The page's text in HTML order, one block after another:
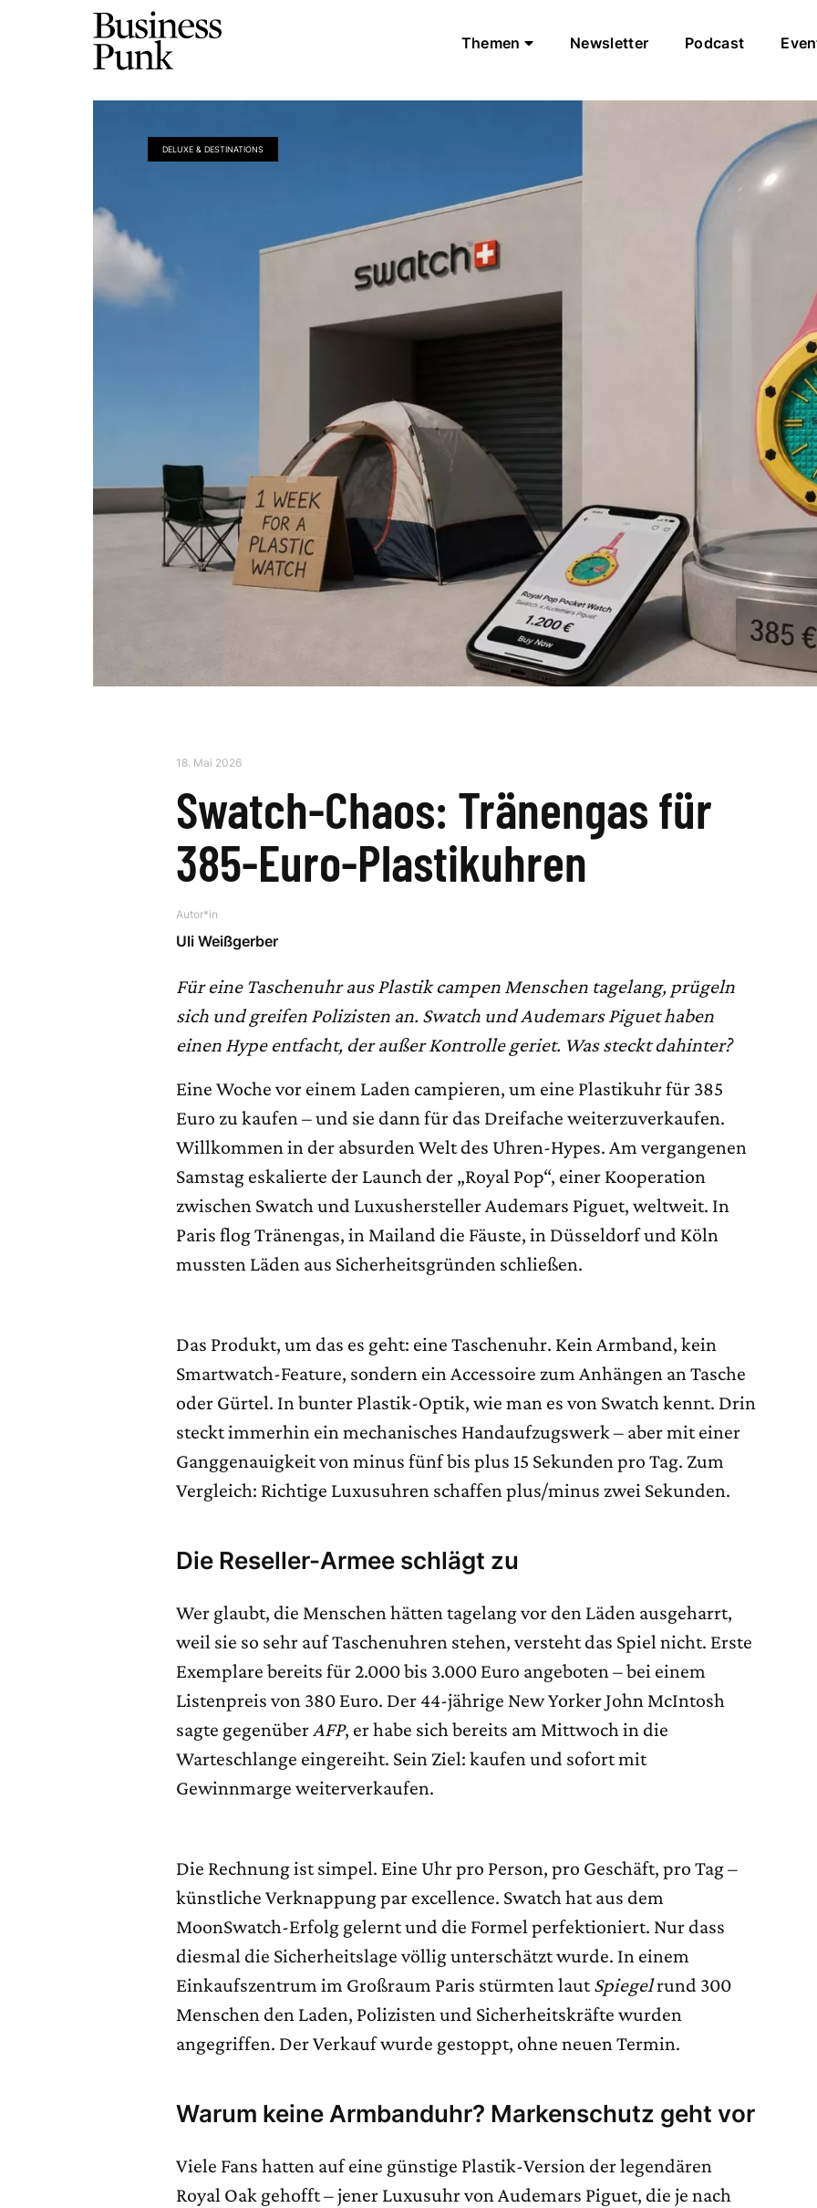
Themen Newsletter Podcast
DELUXE & DESTINATIONS
18. Mai 2026
Swatch-Chaos: Tränengas für
385-Euro-Plastikuhren
Autor*in
Uli Weißgerber
Für eine Taschenuhr aus Plastik campen Menschen tagelang, prügeln
sich und greifen Polizisten an. Swatch und Audemars Piguet haben
einen Hype entfacht, der außer Kontrolle geriet. Was steckt dahinter?
Eine Woche vor einem Laden campieren, um eine Plastikuhr für 385
Euro zu kaufen – und sie dann für das Dreifache weiterzuverkaufen.
Willkommen in der absurden Welt des Uhren-Hypes. Am vergangenen
Samstag eskalierte der Launch der „Royal Pop“, einer Kooperation
zwischen Swatch und Luxushersteller Audemars Piguet, weltweit. In
Paris flog Tränengas, in Mailand die Fäuste, in Düsseldorf und Köln
mussten Läden aus Sicherheitsgründen schließen.
Das Produkt, um das es geht: eine Taschenuhr. Kein Armband, kein
Smartwatch-Feature, sondern ein Accessoire zum Anhängen an Tasche
oder Gürtel. In bunter Plastik-Optik, wie man es von Swatch kennt. Drin
steckt immerhin ein mechanisches Handaufzugswerk – aber mit einer
Ganggenauigkeit von minus fünf bis plus 15 Sekunden pro Tag. Zum
Vergleich: Richtige Luxusuhren schaffen plus/minus zwei Sekunden.
Die Reseller-Armee schlägt zu
Wer glaubt, die Menschen hätten tagelang vor den Läden ausgeharrt,
weil sie so sehr auf Taschenuhren stehen, versteht das Spiel nicht. Erste
Exemplare bereits für 2.000 bis 3.000 Euro angeboten – bei einem
Listenpreis von 380 Euro. Der 44-jährige New Yorker John McIntosh
sagte gegenüber AFP, er habe sich bereits am Mittwoch in die
Warteschlange eingereiht. Sein Ziel: kaufen und sofort mit
Gewinnmarge weiterverkaufen.
Die Rechnung ist simpel. Eine Uhr pro Person, pro Geschäft, pro Tag –
künstliche Verknappung par excellence. Swatch hat aus dem
MoonSwatch-Erfolg gelernt und die Formel perfektioniert. Nur dass
diesmal die Sicherheitslage völlig unterschätzt wurde. In einem
Einkaufszentrum im Großraum Paris stürmten lautSpiegelrund 300
Menschen den Laden, Polizisten und Sicherheitskräfte wurden
angegriffen. Der Verkauf wurde gestoppt, ohne neuen Termin.
Warum keine Armbanduhr? Markenschutz geht vor
Viele Fans hatten auf eine günstige Plastik-Version der legendären
Royal Oak gehofft – jener Luxusuhr von Audemars Piguet, die je nach